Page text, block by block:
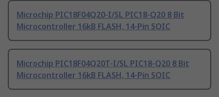
Microchip PIC18F04Q20-I/SL PIC18-Q20 8 Bit
Microcontroller 16kB FLASH, 14-Pin SOIC
Microchip PIC18F04Q20T-I/SL PIC18-Q20 8 Bit
Microcontroller 16kB FLASH, 14-Pin SOIC